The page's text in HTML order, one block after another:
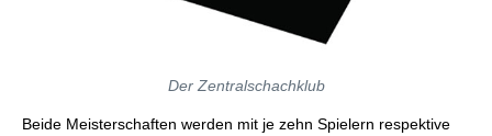
Der Zentralschachklub
Beide Meisterschaften werden mit je zehn Spielern respektive